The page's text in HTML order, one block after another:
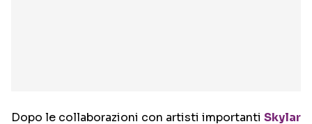
Dopo le collaborazioni con artisti importanti Skylar